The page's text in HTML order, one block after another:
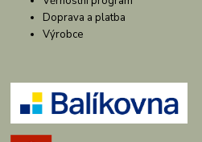
Doprava a platba
Výrobce